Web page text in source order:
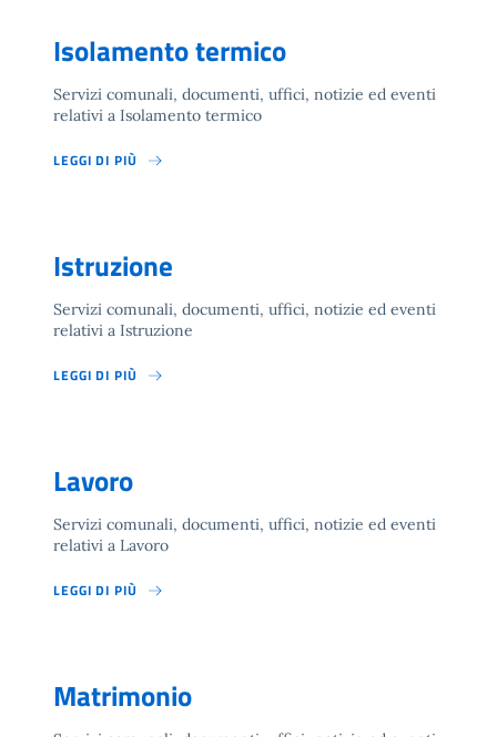
Isolamento termico
Servizi comunali, documenti, uffici, notizie ed eventi
relativi a Isolamento termico
LEGGI DI PIÙ
Istruzione
Servizi comunali, documenti, uffici, notizie ed eventi
relativi a Istruzione
LEGGI DI PIÙ
Lavoro
Servizi comunali, documenti, uffici, notizie ed eventi
relativi a Lavoro
LEGGI DI PIÙ
Matrimonio